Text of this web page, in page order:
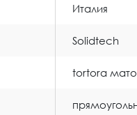
Италия
Solidtech
tortora